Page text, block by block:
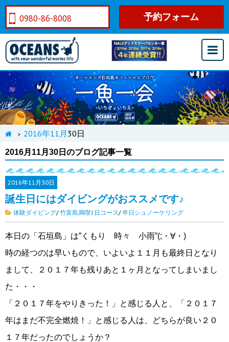
0980-86-8008 予約フォーム
> 2016年11月 30日
2016月11月30日のブログ記事一覧
2016年11月30日
誕生日にはダイビングがおススメです♪
体験ダイビング/ 竹富島満喫1日コース/ 半日シュノーケリング
本日の「石垣島」は”くもり 時々 小雨”(;・∀・)
時の経つのは早いもので、いよいよ１１月も最終日となり
まして、２０１７年も残りあと１ヶ月となってしまいまし
た・・・
「２０１７年をやりきった！」と感じる人と、「２０１７
年はまだ不完全燃焼！」と感じる人は、どちらが良い２０
１７年だったのでしょうか？